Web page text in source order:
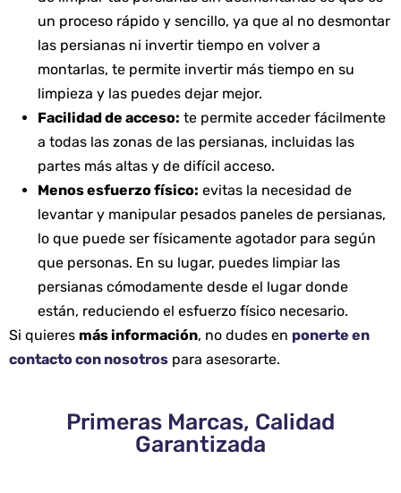
un proceso rápido y sencillo, ya que al no desmontar
las persianas ni invertir tiempo en volver a
montarlas, te permite invertir más tiempo en su
limpieza y las puedes dejar mejor.
Facilidad de acceso: te permite acceder fácilmente
a todas las zonas de las persianas, incluidas las
partes más altas y de difícil acceso.
Menos esfuerzo físico: evitas la necesidad de
levantar y manipular pesados paneles de persianas,
lo que puede ser físicamente agotador para según
que personas. En su lugar, puedes limpiar las
persianas cómodamente desde el lugar donde
están, reduciendo el esfuerzo físico necesario.
Si quieres más información, no dudes en ponerte en
contacto con nosotros para asesorarte.
Primeras Marcas, Calidad
Garantizada